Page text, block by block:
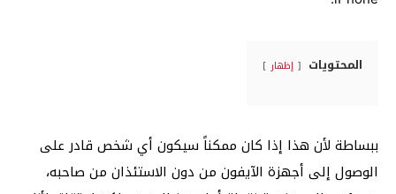
المحتويات إظهار
ببساطة لأن هذا إذا كان ممكناً سيكون أي شخص قادر على
الوصول إلى أجهزة الآيفون من دون الاستئذان من صاحبه،